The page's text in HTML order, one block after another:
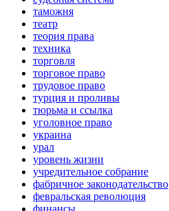
таможня
театр
теория права
техника
торговля
торговое право
трудовое право
турция и проливы
тюрьма и ссылка
уголовное право
украина
урал
уровень жизни
учредительное собрание
фабричное законодательство
февральская революция